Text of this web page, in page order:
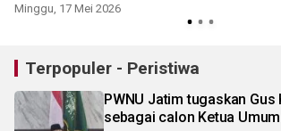
Minggu, 17 Mei 2026
Terpopuler - Peristiwa
PWNU Jatim tugaskan Gus
sebagai calon Ketua Umum